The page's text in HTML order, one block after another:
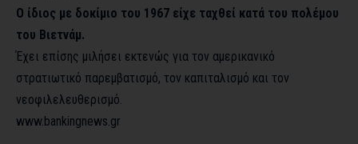
Ο ίδιος με δοκίμιο του 1967 είχε ταχθεί κατά του πολέμου
του Βιετνάμ.
Έχει επίσης μιλήσει εκτενώς για τον αμερικανικό
στρατιωτικό παρεμβατισμό, τον καπιταλισμό και τον
νεοφιλελευθερισμό.
www.bankingnews.gr